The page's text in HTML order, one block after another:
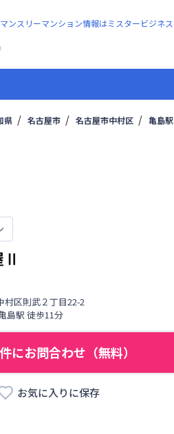
ンスリーマンション情報はミスタービジネス
県 名古屋市 名古屋市中村区 亀島駅
Ⅱ
村区則武２丁目22-2
島駅 徒歩11分
にお問合わせ（無料）
お気に入りに保存